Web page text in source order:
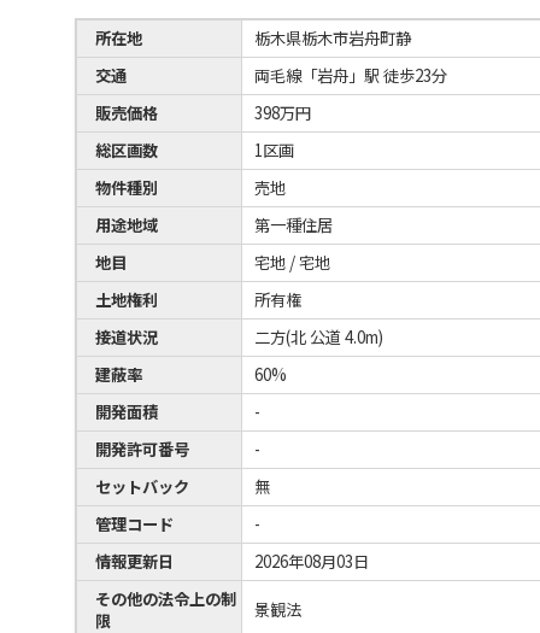
所在地
栃木県栃木市岩舟町静
交通
両毛線「岩舟」駅 徒歩23分
販売価格
398万円
総区画数
1区画
物件種別
売地
用途地域
第一種住居
地目
宅地 / 宅地
土地権利
所有権
接道状況
二方(北 公道 4.0m)
建蔽率
60%
開発面積
-
開発許可番号
-
セットバック
無
管理コード
-
情報更新日
2026年08月03日
その他の法令上の制
限
景観法